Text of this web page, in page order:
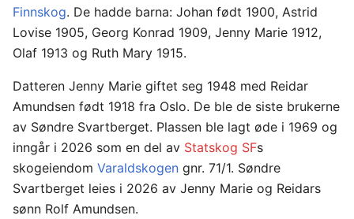
Finnskog. De hadde barna: Johan født 1900, Astrid
Lovise 1905, Georg Konrad 1909, Jenny Marie 1912,
Olaf 1913 og Ruth Mary 1915.
Datteren Jenny Marie giftet seg 1948 med Reidar
Amundsen født 1918 fra Oslo. De ble de siste brukerne
av Søndre Svartberget. Plassen ble lagt øde i 1969 og
inngår i 2026 som en del av Statskog SFs
skogeiendom Varaldskogen gnr. 71/1. Søndre
Svartberget leies i 2026 av Jenny Marie og Reidars
sønn Rolf Amundsen.